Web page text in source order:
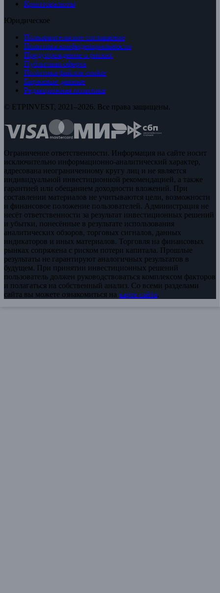
Криптовалюты
Юридическое
Пользовательское соглашение
Политика конфиденциальности
Предупреждение о рисках
Публичная оферта
Политика файлов cookie
Биржевые данные
Редакционная политика
© ETPINVEST, 2021–2026. Все права защищены.
Ограничение ответственности. Информация на сайте носит
исключительно информационно-аналитический характер,
адресована неограниченному кругу лиц и не является
индивидуальной инвестиционной рекомендацией, а также
гарантией или обещанием доходности вложений. При
составлении материалов не учитываются цели, возможности
и финансовое положение пользователей. Администрация не
несёт ответственности за результат инвестиционных решений
и убытки, понесённые в результате использования
аналитических обзоров, торговых сигналов, данных
индикаторов и иных материалов. Торговля на финансовых
рынках сопряжена с риском потери капитала. Прошлые
результаты не гарантируют аналогичных результатов в
будущем. При принятии инвестиционных решений
пользователь должен руководствоваться комплексом факторов
и полагаться на собственный анализ. Со всеми разделами
сайта вы можете ознакомиться на карте сайта.